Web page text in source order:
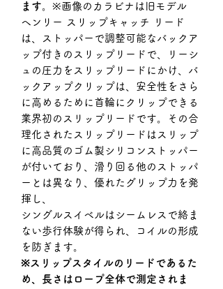
ます。 ※画像のカラビナは旧モデル
ヘンリー スリップキャッチ リード
は、ストッパーで調整可能なバックア
ップ付きのスリップリードで、リーシ
ュの圧力をスリップリードにかけ、バ
ックアップクリップは、安全性をさら
に高めるために首輪にクリップできる
業界初のスリップリードです。その合
理化されたスリップリードはスリップ
に高品質のゴム製シリコンストッパー
が付いており、滑り回る他のストッパ
ーとは異なり、優れたグリップ力を発
揮し、
シングルスイベルはシームレスで絡ま
ない歩行体験が得られ、コイルの形成
を防ぎます。
※スリップスタイルのリードであるた
め、長さはロープ全体で測定されま